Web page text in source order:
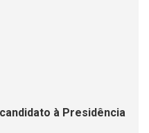
à Presidência